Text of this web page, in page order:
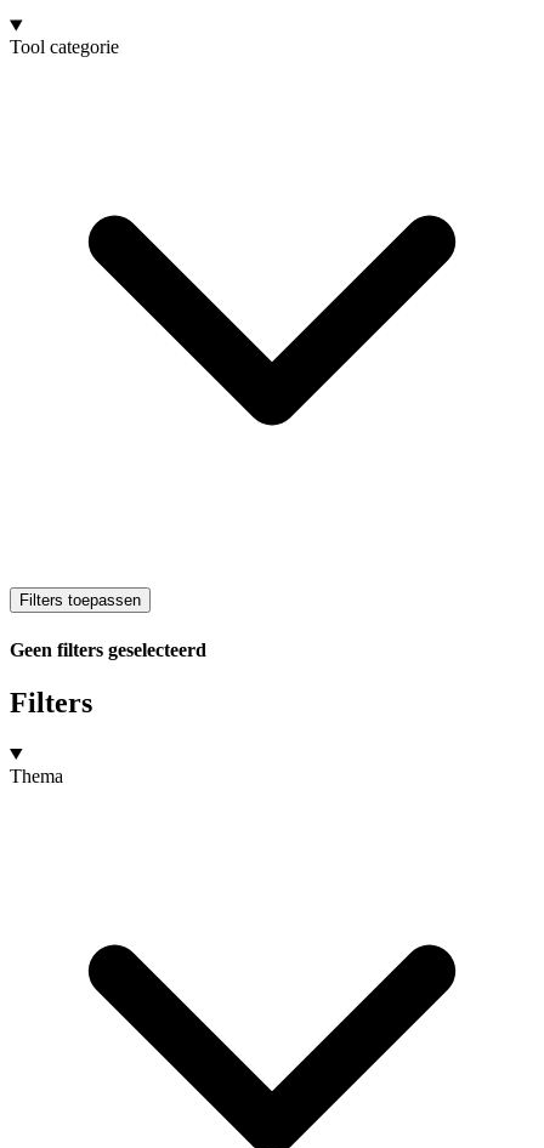
Tool categorie
Filters toepassen
Geen filters geselecteerd
Filters
Thema